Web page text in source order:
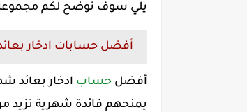
يلي سوف نوضح لكم مجموعة
أفضل حسابات ادخار
أفضل حساب ادخار بعائد
يمنحهم فائدة شهرية تزيد